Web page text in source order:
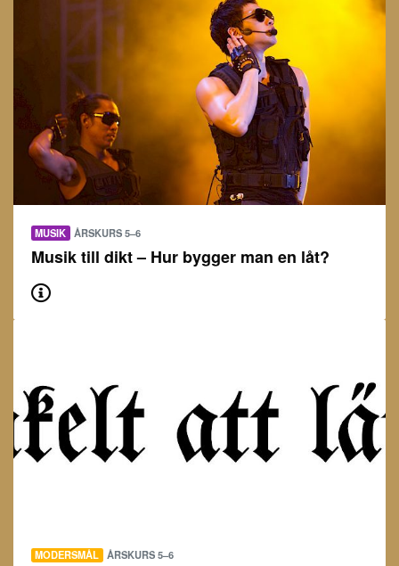
MUSIK ÅRSKURS 5–6
Musik till dikt – Hur bygger man en låt?
MODERSMÅL ÅRSKURS 5–6